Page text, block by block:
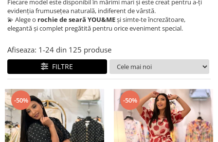
Sacouri
Vesta
Costume de baie
Fiecare model este disponibil în mărimi mari și este creat pentru a-ți
evidenția frumusețea naturală, indiferent de vârstă.
💫 Alege o rochie de seară YOU&MEși simte-te încrezătoare,
elegantă și complet pregătită pentru orice eveniment special.
Afiseaza: 1-24 din 125 produse
FILTRE
-50% -50%